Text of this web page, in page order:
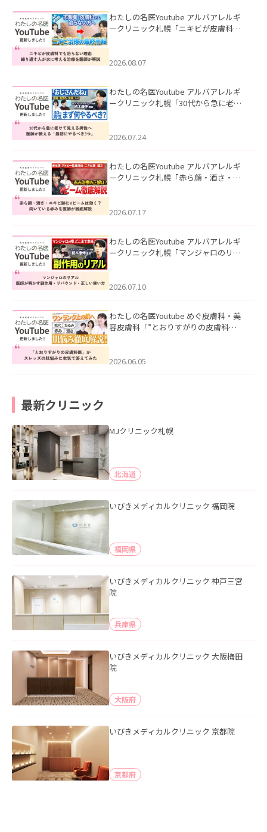
わたしの名医Youtube アルバアレルギ
ークリニック札幌「ニキビが皮膚科で
ました。
2026.08.07
わたしの名医Youtube アルバアレルギ
ークリニック札幌「30代から急に老け
た。
2026.07.24
わたしの名医Youtube アルバアレルギ
ークリニック札幌「赤ら顔・酒さ・ニ
した。
2026.07.17
わたしの名医Youtube アルバアレルギ
ークリニック札幌「マンジャロのリア
た。
2026.07.10
わたしの名医Youtube めぐ皮膚科・美
容皮膚科「”とおりすがりの皮膚科
2026.06.05
最新クリニック
MJクリニック札幌
北海道
いびきメディカルクリニック 福岡院
福岡県
いびきメディカルクリニック 神戸三宮
院
兵庫県
いびきメディカルクリニック 大阪梅田
院
大阪府
いびきメディカルクリニック 京都院
京都府